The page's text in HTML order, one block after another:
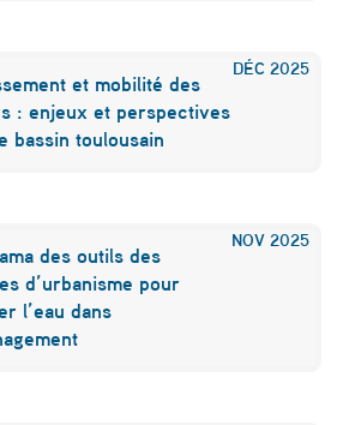
DÉC 2025
et mobilité des
: enjeux et perspectives
bassin toulousain
NOV 2025
des outils des
d’urbanisme pour
l’eau dans